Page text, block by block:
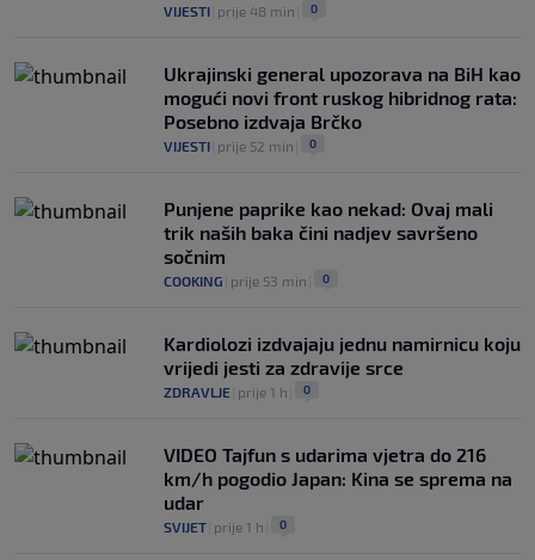
VIJESTI prije 48 min 0
Ukrajinski general upozorava na BiH kao
mogući novi front ruskog hibridnog rata:
Posebno izdvaja Brčko
VIJESTI prije 52 min 0
Punjene paprike kao nekad: Ovaj mali
trik naših baka čini nadjev savršeno
sočnim
COOKING prije 53 min 0
Kardiolozi izdvajaju jednu namirnicu koju
vrijedi jesti za zdravije srce
ZDRAVLJE prije 1 h 0
VIDEO Tajfun s udarima vjetra do 216
km/h pogodio Japan: Kina se sprema na
udar
SVIJET prije 1 h 0